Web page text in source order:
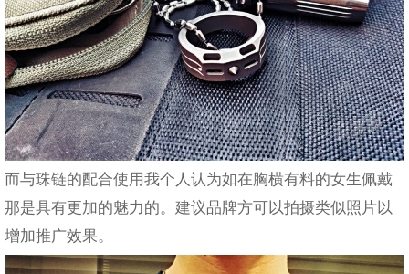
而与珠链的配合使用我个人认为如在胸横有料的女生佩戴
那是具有更加的魅力的。建议品牌方可以拍摄类似照片以
增加推广效果。